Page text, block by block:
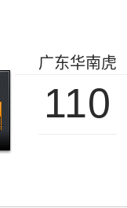
广东华南虎
110